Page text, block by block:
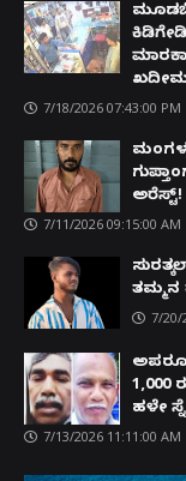
7/18/2026 07:43:00 PM
ಅರೆಸ್ಟ್!
7/11/2026 09:15:00 AM
ತಮ್ಮನ
7/20/
1,000
ಹಳೇ
7/13/2026 11:11:00 AM